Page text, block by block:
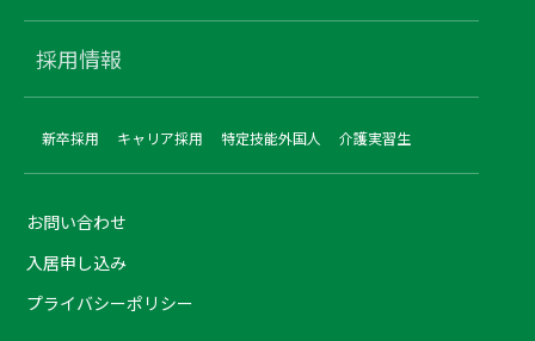
採用情報
新卒採用 キャリア採用 特定技能外国人 介護実習生
お問い合わせ
入居申し込み
プライバシーポリシー